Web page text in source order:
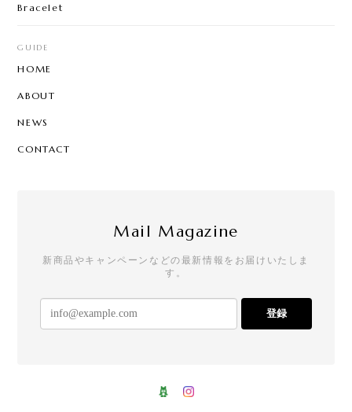
Bracelet
GUIDE
HOME
ABOUT
NEWS
CONTACT
Mail Magazine
新商品やキャンペーンなどの最新情報をお届けいたしま
す。
登録